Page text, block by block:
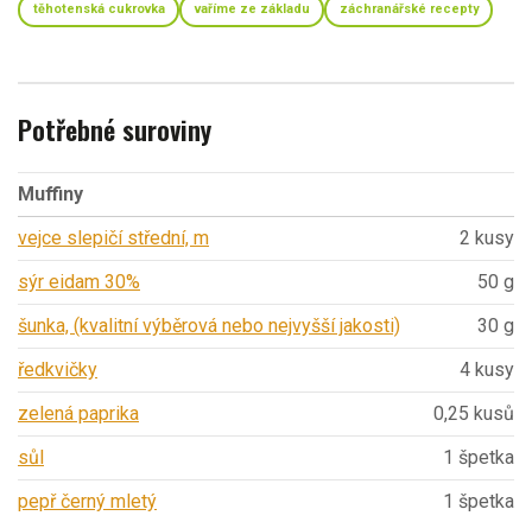
těhotenská cukrovka vaříme ze základu záchranářské recepty
Potřebné suroviny
Muffiny
vejce slepičí střední, m
2 kusy
sýr eidam 30%
50 g
šunka, (kvalitní výběrová nebo nejvyšší jakosti)
30 g
ředkvičky
4 kusy
zelená paprika
0,25 kusů
sůl
1 špetka
pepř černý mletý
1 špetka